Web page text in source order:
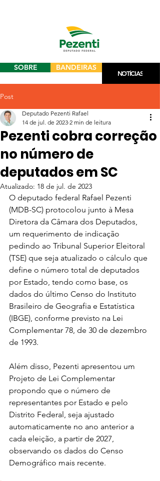
SOBRE BANDEIRAS
NOTÍCIAS
Post
Pezenti cobra correção
no número de
deputados em SC
Deputado Pezenti Rafael
14 de jul. de 2023 2 min de leitura
Atualizado: 18 de jul. de 2023
O deputado federal Rafael Pezenti
(MDB-SC) protocolou junto à Mesa
Diretora da Câmara dos Deputados,
um requerimento de indicação
pedindo ao Tribunal Superior Eleitoral
(TSE) que seja atualizado o cálculo que
define o número total de deputados
por Estado, tendo como base, os
dados do último Censo do Instituto
Brasileiro de Geografia e Estatística
(IBGE), conforme previsto na Lei
Complementar 78, de 30 de dezembro
de 1993.
Além disso, Pezenti apresentou um
Projeto de Lei Complementar
propondo que o número de
representantes por Estado e pelo
Distrito Federal, seja ajustado
automaticamente no ano anterior a
cada eleição, a partir de 2027,
observando os dados do Censo
Demográfico mais recente.